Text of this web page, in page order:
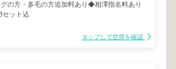
グの方・多毛の方追加料あり◆相澤指名料あり
ット込
タップして空席を確認